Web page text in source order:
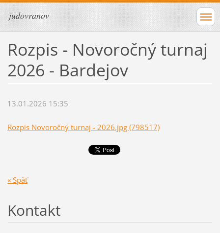
judovranov
Rozpis - Novoročný turnaj
2026 - Bardejov
13.01.2026 15:35
Rozpis Novoročný turnaj - 2026.jpg (798517)
« Späť
Kontakt